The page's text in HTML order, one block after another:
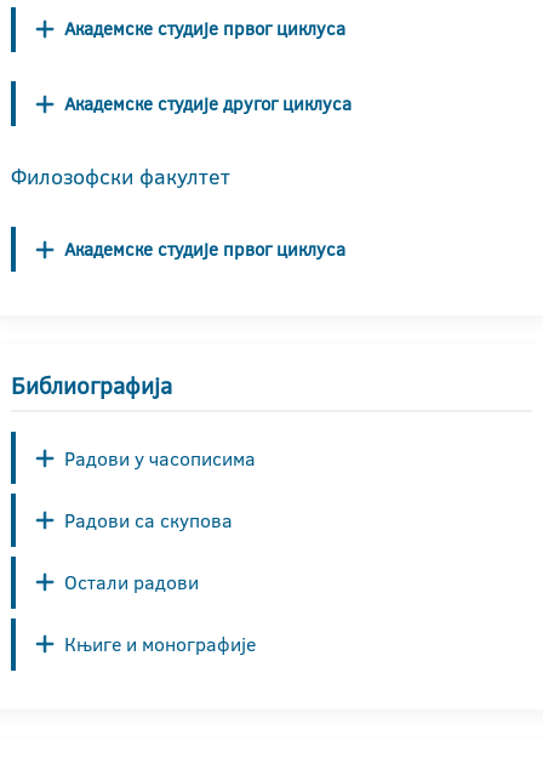
Академске студије првог циклуса
Академске студије другог циклуса
Филозофски факултет
Академске студије првог циклуса
Библиографија
Радови у часописима
Радови са скупова
Остали радови
Књиге и монографије